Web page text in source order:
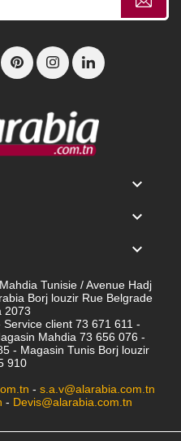



Tunisie / Avenue Hadj
Borj louzir Rue Belgrade
2073
Service client 73 671 611 -
Mahdia 73 656 076 -
- Magasin Tunis Borj louzir
910
- s.a.v@alarabia.com.tn
- Devis@alarabia.com.tn